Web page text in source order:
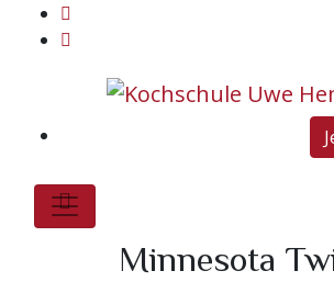
Minnesota